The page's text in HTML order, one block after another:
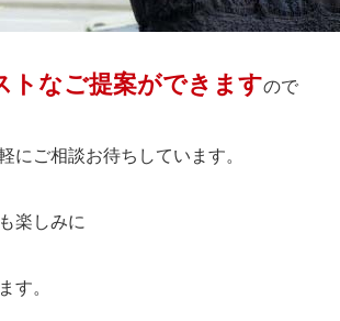
トなご提案ができますので
にご相談お待ちしています。
楽しみに
す。